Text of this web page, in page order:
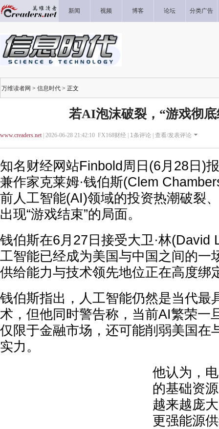
新闻 视频 博客 论坛 分类广告
万维读者网 > 信息时代 > 正文
若AI泡沫破裂，“游戏彻
www.creaders.net| 2026-06-28 21:42:10 FX168财经 | 1条评论 | 查看/发表评论
知名财经网站Finbold周日(6月28日)
兼作家克莱姆·钱伯斯(Clem
前人工智能(AI)领域的投资热潮破裂
出现“游戏结束”的局面。
钱伯斯在6月27日接受大卫·林(David
工智能已经成为美国与中国之间的一
供给能力与技术领先地位正在高度绑
钱伯斯指出，人工智能仍然是当代最
术，但他同时警告称，当前AI繁荣一
仅限于金融市场，还可能削弱美国在
实力。
他认为，
的基础资
越来越庞
更强能源